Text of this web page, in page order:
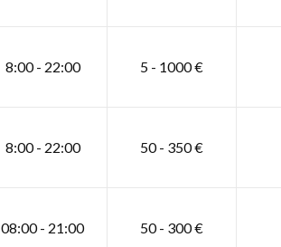
8:00 - 22:00 5 - 1000 €
8:00 - 22:00 50 - 350 €
08:00 - 21:00 50 - 300 €